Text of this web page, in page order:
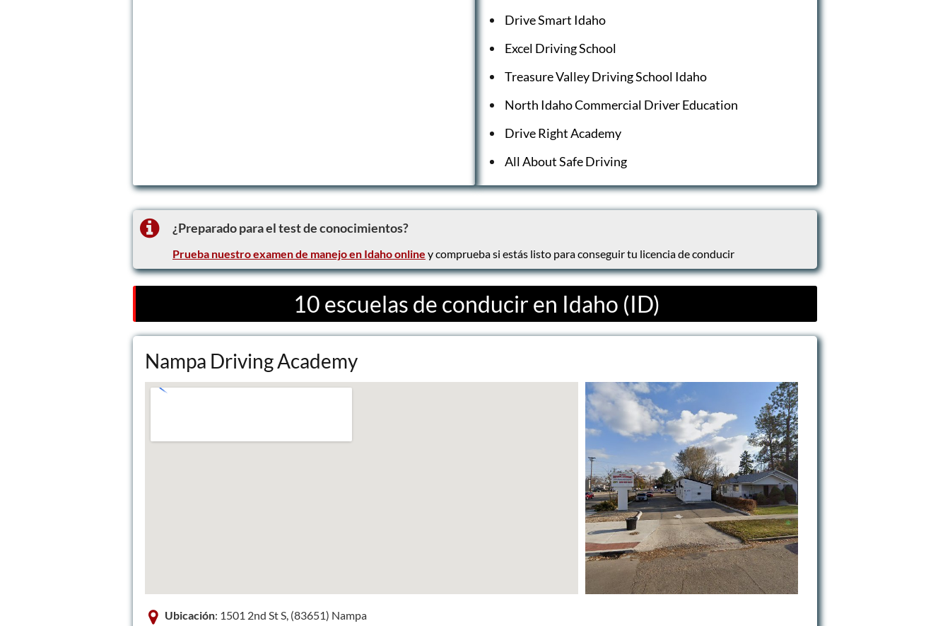
Drive Smart Idaho
Excel Driving School
Treasure Valley Driving School Idaho
North Idaho Commercial Driver Education
Drive Right Academy
All About Safe Driving
¿Preparado para el test de conocimientos?
Prueba nuestro examen de manejo en Idaho online y comprueba si estás listo para conseguir tu licencia de conducir
10 escuelas de conducir en Idaho (ID)
Nampa Driving Academy
Ubicación: 1501 2nd St S, (83651) Nampa